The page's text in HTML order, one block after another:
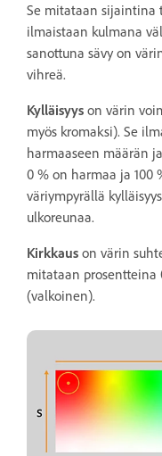
Se mitataan sijaintina
ilmaistaan kulmana
sanottuna sävy on
vihreä.
Kylläisyys on värin
myös kromaksi). Se
harmaaseen määrän
0 % on harmaa ja 100
väriympyrällä
ulkoreunaa.
Kirkkaus on värin
mitataan prosentteina
(valkoinen).